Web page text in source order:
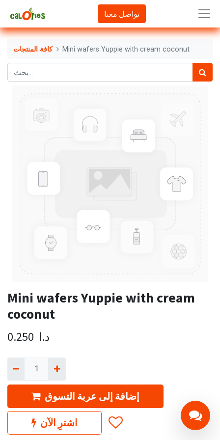
تواصل معنا
كافة المنتجات Mini wafers Yuppie with cream coconut
Mini wafers Yuppie with cream
coconut
0.250 د.ا
إضافة إلى عربة التسوق
اشترِ الآن